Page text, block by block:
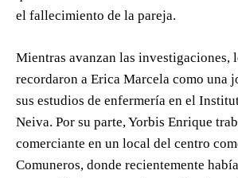
el fallecimiento de la pareja.
Mientras avanzan las investigaciones,
recordaron a Erica Marcela como una
sus estudios de enfermería en el
Neiva. Por su parte, Yorbis Enrique
comerciante en un local del centro
Comuneros, donde recientemente